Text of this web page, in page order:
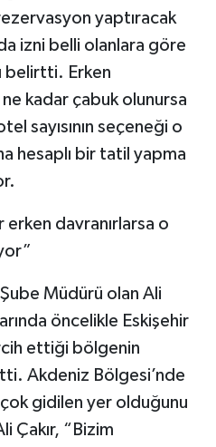
yaptıracak
izni belli olanlara göre
belirtti. Erken
kadar çabuk olunursa
sayısının seçeneği o
hesaplı bir tatil yapma
davranırlarsa o
Müdürü olan Ali
öncelikle Eskişehir
ettiği bölgenin
Akdeniz Bölgesi’nde
çok gidilen yer olduğunu
Çakır, “Bizim